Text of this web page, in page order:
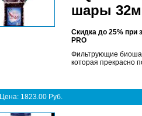
шары
Скидка до 25% при
PRO
Фильтрующие
которая прекрасно
Цена: 1823.00 Руб.